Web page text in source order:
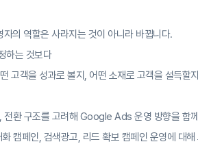
의 역할은 사라지는 것이 아니라 바뀝니다.
하는 것보다
고객을 성과로 볼지, 어떤 소재로 고객을 설득할
전환 구조를 고려해 Google Ads 운영 방향을 함
캠페인, 검색광고, 리드 확보 캠페인 운영에 대